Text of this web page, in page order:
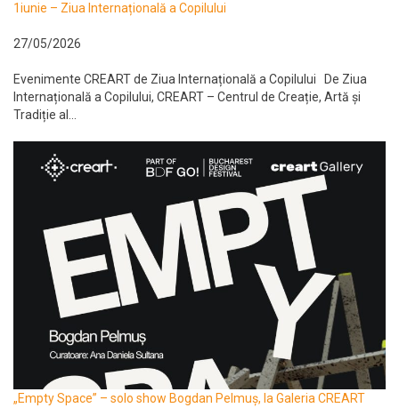
1iunie – Ziua Internațională a Copilului
27/05/2026
Evenimente CREART de Ziua Internațională a Copilului De Ziua
Internațională a Copilului, CREART – Centrul de Creație, Artă și
Tradiție al...
„Empty Space” – solo show Bogdan Pelmuș, la Galeria CREART